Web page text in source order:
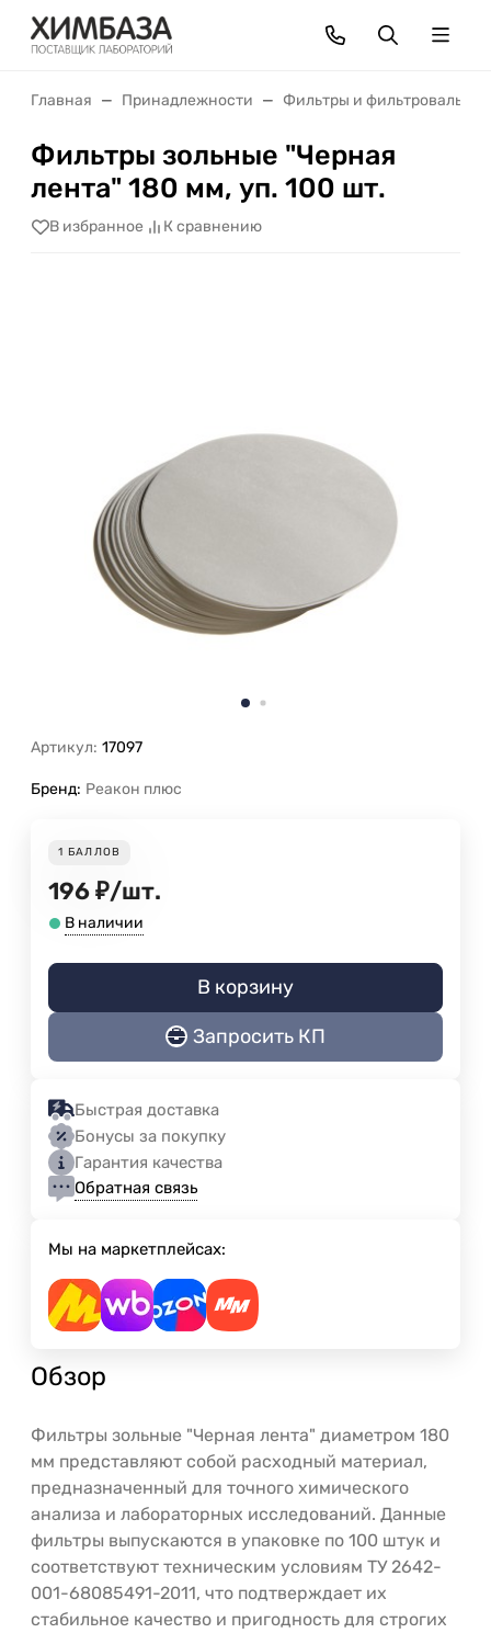
Главная Принадлежности Фильтры и
Фильтры зольные "Черная
лента" 180 мм, уп. 100 шт.
В избранное К сравнению
Артикул: 17097
Бренд: Реакон плюс
1 БАЛЛОВ
196 ₽/шт.
В наличии
В корзину
Запросить КП
Быстрая доставка
Бонусы за покупку
Гарантия качества
Обратная связь
Мы на маркетплейсах:
Обзор
Фильтры зольные "Черная лента" диаметром 180
мм представляют собой расходный материал,
предназначенный для точного химического
анализа и лабораторных исследований. Данные
фильтры выпускаются в упаковке по 100 штук и
соответствуют техническим условиям ТУ 2642-
001-68085491-2011, что подтверждает их
стабильное качество и пригодность для строгих